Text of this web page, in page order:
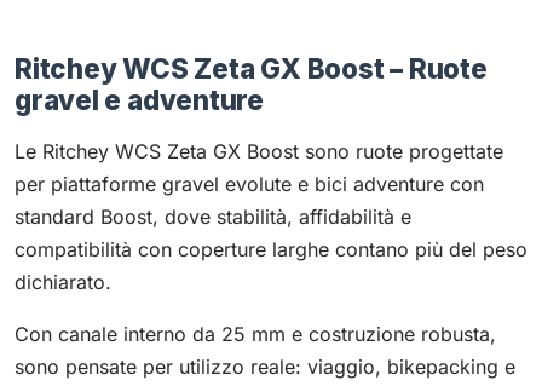
Ritchey WCS Zeta GX Boost – Ruote
gravel e adventure
Le Ritchey WCS Zeta GX Boost sono ruote progettate
per piattaforme gravel evolute e bici adventure con
standard Boost, dove stabilità, affidabilità e
compatibilità con coperture larghe contano più del peso
dichiarato.
Con canale interno da 25 mm e costruzione robusta,
sono pensate per utilizzo reale: viaggio, bikepacking e